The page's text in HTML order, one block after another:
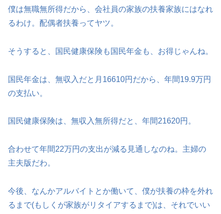
僕は無職無所得だから、会社員の家族の扶養家族にはなれ
るわけ。配偶者扶養ってヤツ。
そうすると、国民健康保険も国民年金も、お得じゃんね。
国民年金は、無収入だと月16610円だから、年間19.9万円
の支払い。
国民健康保険は、無収入無所得だと、年間21620円。
合わせて年間22万円の支出が減る見通しなのね。主婦の
主夫版だわ。
今後、なんかアルバイトとか働いて、僕が扶養の枠を外れ
るまで(もしくが家族がリタイアするまで)は、それでいい